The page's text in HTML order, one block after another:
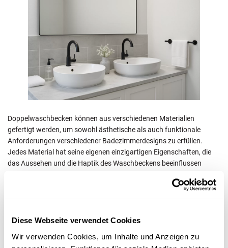
Diese Webseite verwendet Cookies
Wir verwenden Cookies, um Inhalte und Anzeigen zu
Doppelwaschbecken können aus verschiedenen Materialien
gefertigt werden, um sowohl ästhetische als auch funktionale
Anforderungen verschiedener Badezimmerdesigns zu erfüllen.
Jedes Material hat seine eigenen einzigartigen Eigenschaften, die
das Aussehen und die Haptik des Waschbeckens beeinflussen